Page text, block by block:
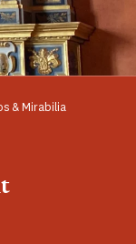
& Mirabilia
Lecture